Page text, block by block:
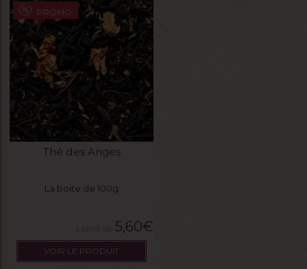
PROMO
Thé des Anges
La boite de 100g
5,60€
VOIR LE PRODUIT